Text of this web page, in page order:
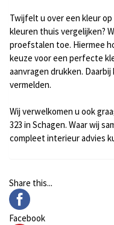
Twijfelt u over een kleur
kleuren thuis vergelijken?
proefstalen toe. Hiermee
keuze voor een perfecte
aanvragen drukken.
vermelden.
Wij verwelkomen u ook
323 in Schagen. Waar wij
compleet interieur advies
Share this...
Facebook